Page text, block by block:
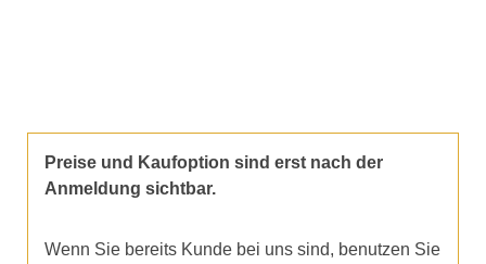
Preise und Kaufoption sind erst nach der
Anmeldung sichtbar.
Wenn Sie bereits Kunde bei uns sind, benutzen Sie